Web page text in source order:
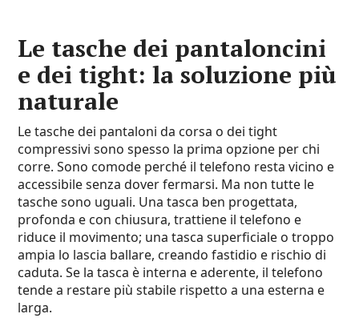
Le tasche dei pantaloncini
e dei tight: la soluzione più
naturale
Le tasche dei pantaloni da corsa o dei tight
compressivi sono spesso la prima opzione per chi
corre. Sono comode perché il telefono resta vicino e
accessibile senza dover fermarsi. Ma non tutte le
tasche sono uguali. Una tasca ben progettata,
profonda e con chiusura, trattiene il telefono e
riduce il movimento; una tasca superficiale o troppo
ampia lo lascia ballare, creando fastidio e rischio di
caduta. Se la tasca è interna e aderente, il telefono
tende a restare più stabile rispetto a una esterna e
larga.